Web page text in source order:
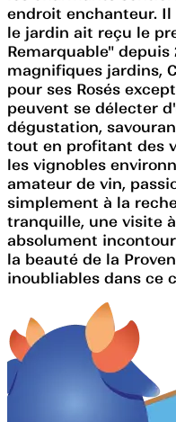
endroit enchanteur.
le jardin ait reçu le
Remarquable" depuis
magnifiques jardins,
pour ses Rosés
peuvent se délecter
dégustation,
tout en profitant des
les vignobles
amateur de vin,
simplement à la
tranquille, une visite
absolument
la beauté de la
inoubliables dans ce